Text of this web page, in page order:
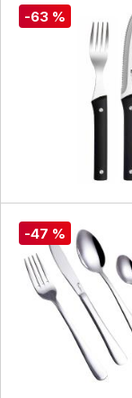
-63 %
-47 %